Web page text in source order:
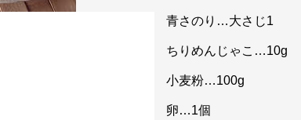
青さのり…大さじ1
ちりめんじゃこ…10g
小麦粉…100g
卵…1個